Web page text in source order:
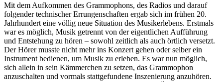
Mit dem Aufkommen des Grammophons, des Radios und darauf
folgender technischer Errungenschaften ergab sich im frühen 20.
Jahrhundert eine völlig neue Situation des Musikerlebens. Erstmals
war es möglich, Musik getrennt von der eigentlichen Aufführung
und Entstehung zu hören – sowohl zeitlich als auch örtlich versetzt.
Der Hörer musste nicht mehr ins Konzert gehen oder selber ein
Instrument bedienen, um Musik zu erleben. Es war nun möglich,
sich allein in sein Kämmerchen zu setzen, das Grammophon
anzuschalten und vormals stattgefundene Inszenierung anzuhören.